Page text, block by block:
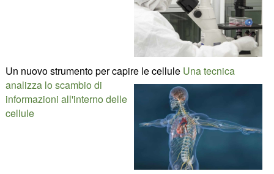
Un nuovo strumento per capire le cellule Una tecnica
analizza lo scambio di
informazioni all'interno delle
cellule